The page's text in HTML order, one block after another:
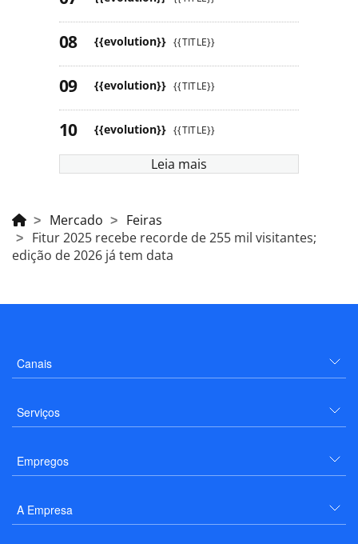
{{evolution}} {{TITLE}}
{{evolution}} {{TITLE}}
{{evolution}} {{TITLE}}
Leia mais
Mercado
Feiras
Fitur 2025 recebe recorde de 255 mil visitantes;
edição de 2026 já tem data
Canais
Serviços
Empregos
A Empresa